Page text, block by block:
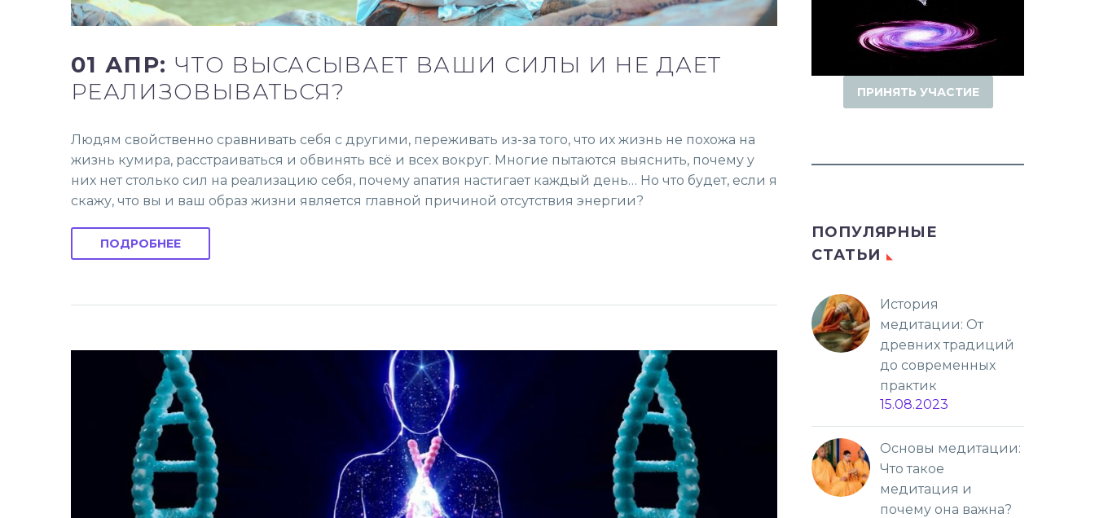
01 АПР: ЧТО ВЫСАСЫВАЕТ ВАШИ СИЛЫ И НЕ ДАЕТ
РЕАЛИЗОВЫВАТЬСЯ?
Людям свойственно сравнивать себя с другими, переживать из-за того, что их жизнь не похожа на
жизнь кумира, расстраиваться и обвинять всё и всех вокруг. Многие пытаются выяснить, почему у
них нет столько сил на реализацию себя, почему апатия настигает каждый день… Но что будет, если я
скажу, что вы и ваш образ жизни является главной причиной отсутствия энергии?
ПОДРОБНЕЕ
ПРИНЯТЬ УЧАСТИЕ
ПОПУЛЯРНЫЕ
СТАТЬИ
История
медитации: От
древних традиций
до современных
практик
15.08.2023
Основы медитации:
Что такое
медитация и
почему она важна?